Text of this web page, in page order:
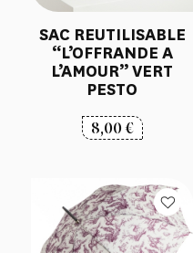
SAC REUTILISABLE
“L’OFFRANDE A
L’AMOUR” VERT
PESTO
8,00€